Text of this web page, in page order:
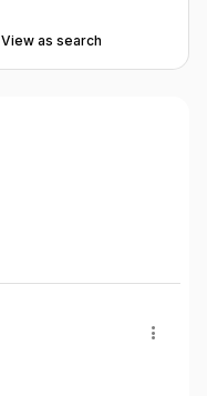
View as search